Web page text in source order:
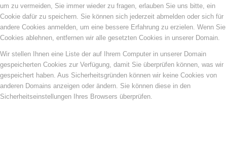
um zu vermeiden, Sie immer wieder zu fragen, erlauben Sie uns bitte, ein
Cookie dafür zu speichern. Sie können sich jederzeit abmelden oder sich für
andere Cookies anmelden, um eine bessere Erfahrung zu erzielen. Wenn Sie
Cookies ablehnen, entfernen wir alle gesetzten Cookies in unserer Domain.
Wir stellen Ihnen eine Liste der auf Ihrem Computer in unserer Domain
gespeicherten Cookies zur Verfügung, damit Sie überprüfen können, was wir
gespeichert haben. Aus Sicherheitsgründen können wir keine Cookies von
anderen Domains anzeigen oder ändern. Sie können diese in den
Sicherheitseinstellungen Ihres Browsers überprüfen.